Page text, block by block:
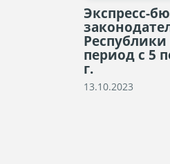
Экспресс-
Республики
период с 5
г.
13.10.2023